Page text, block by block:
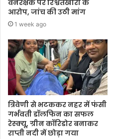
वनरक्षक पर रिश्वतखोरी के
आरोप, जांच की उठी मांग
1 week ago
त्रिवेणी से भटककर नहर में फंसी
गर्भवती डॉलफिन का सफल
रेस्क्यू, ग्रीन कॉरिडोर बनाकर
राप्ती नदी में छोड़ा गया